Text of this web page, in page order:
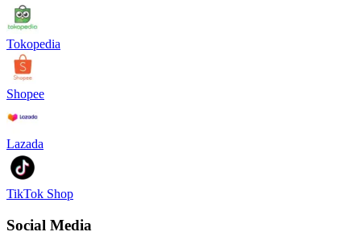
Tokopedia
Shopee
Lazada
TikTok Shop
Social Media